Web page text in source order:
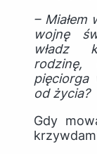
– Miałem
wojnę
władz
rodzinę,
pięciorga
od życia?
Gdy